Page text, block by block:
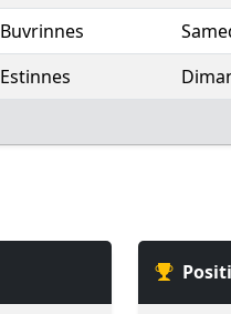
Buvrinnes
Estinnes